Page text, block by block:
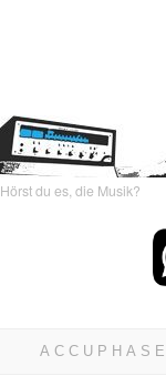
Hörst du es, die Musik?
zwangsläufig